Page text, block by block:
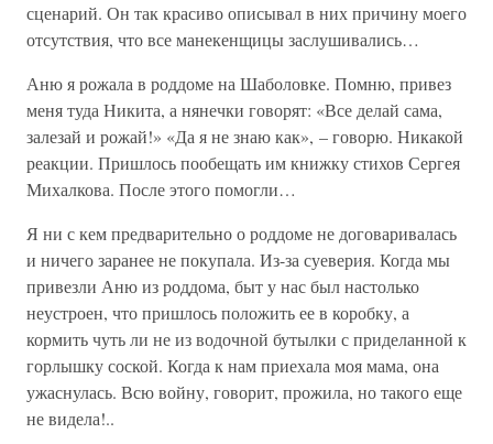
сценарий. Он так красиво описывал в них причину моего
отсутствия, что все манекенщицы заслушивались…
Аню я рожала в роддоме на Шаболовке. Помню, привез
меня туда Никита, а нянечки говорят: «Все делай сама,
залезай и рожай!» «Да я не знаю как», – говорю. Никакой
реакции. Пришлось пообещать им книжку стихов Сергея
Михалкова. После этого помогли…
Я ни с кем предварительно о роддоме не договаривалась
и ничего заранее не покупала. Из-за суеверия. Когда мы
привезли Аню из роддома, быт у нас был настолько
неустроен, что пришлось положить ее в коробку, а
кормить чуть ли не из водочной бутылки с приделанной к
горлышку соской. Когда к нам приехала моя мама, она
ужаснулась. Всю войну, говорит, прожила, но такого еще
не видела!..